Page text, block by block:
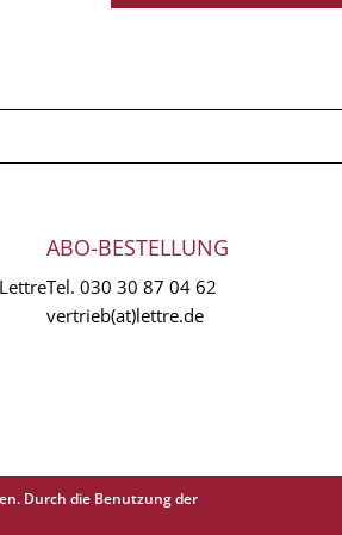
ABO-BESTELLUNG
Tel. 030 30 87 04 62
vertrieb(at)lettre.de
Durch die Benutzung der